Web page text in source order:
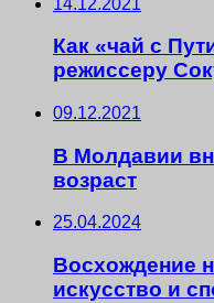
Как «чай с
режиссеру
09.12.2021
В Молдавии
возраст
25.04.2024
Восхождение
искусство и